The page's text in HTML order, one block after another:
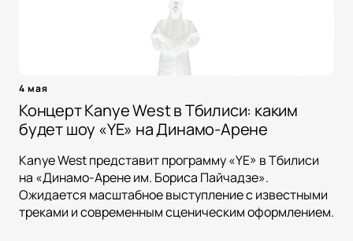
4 мая
Концерт Kanye West в Тбилиси: каким
будет шоу «YE» на Динамо-Арене
Kanye West представит программу «YE» в Тбилиси
на «Динамо-Арене им. Бориса Пайчадзе».
Ожидается масштабное выступление с известными
треками и современным сценическим оформлением.